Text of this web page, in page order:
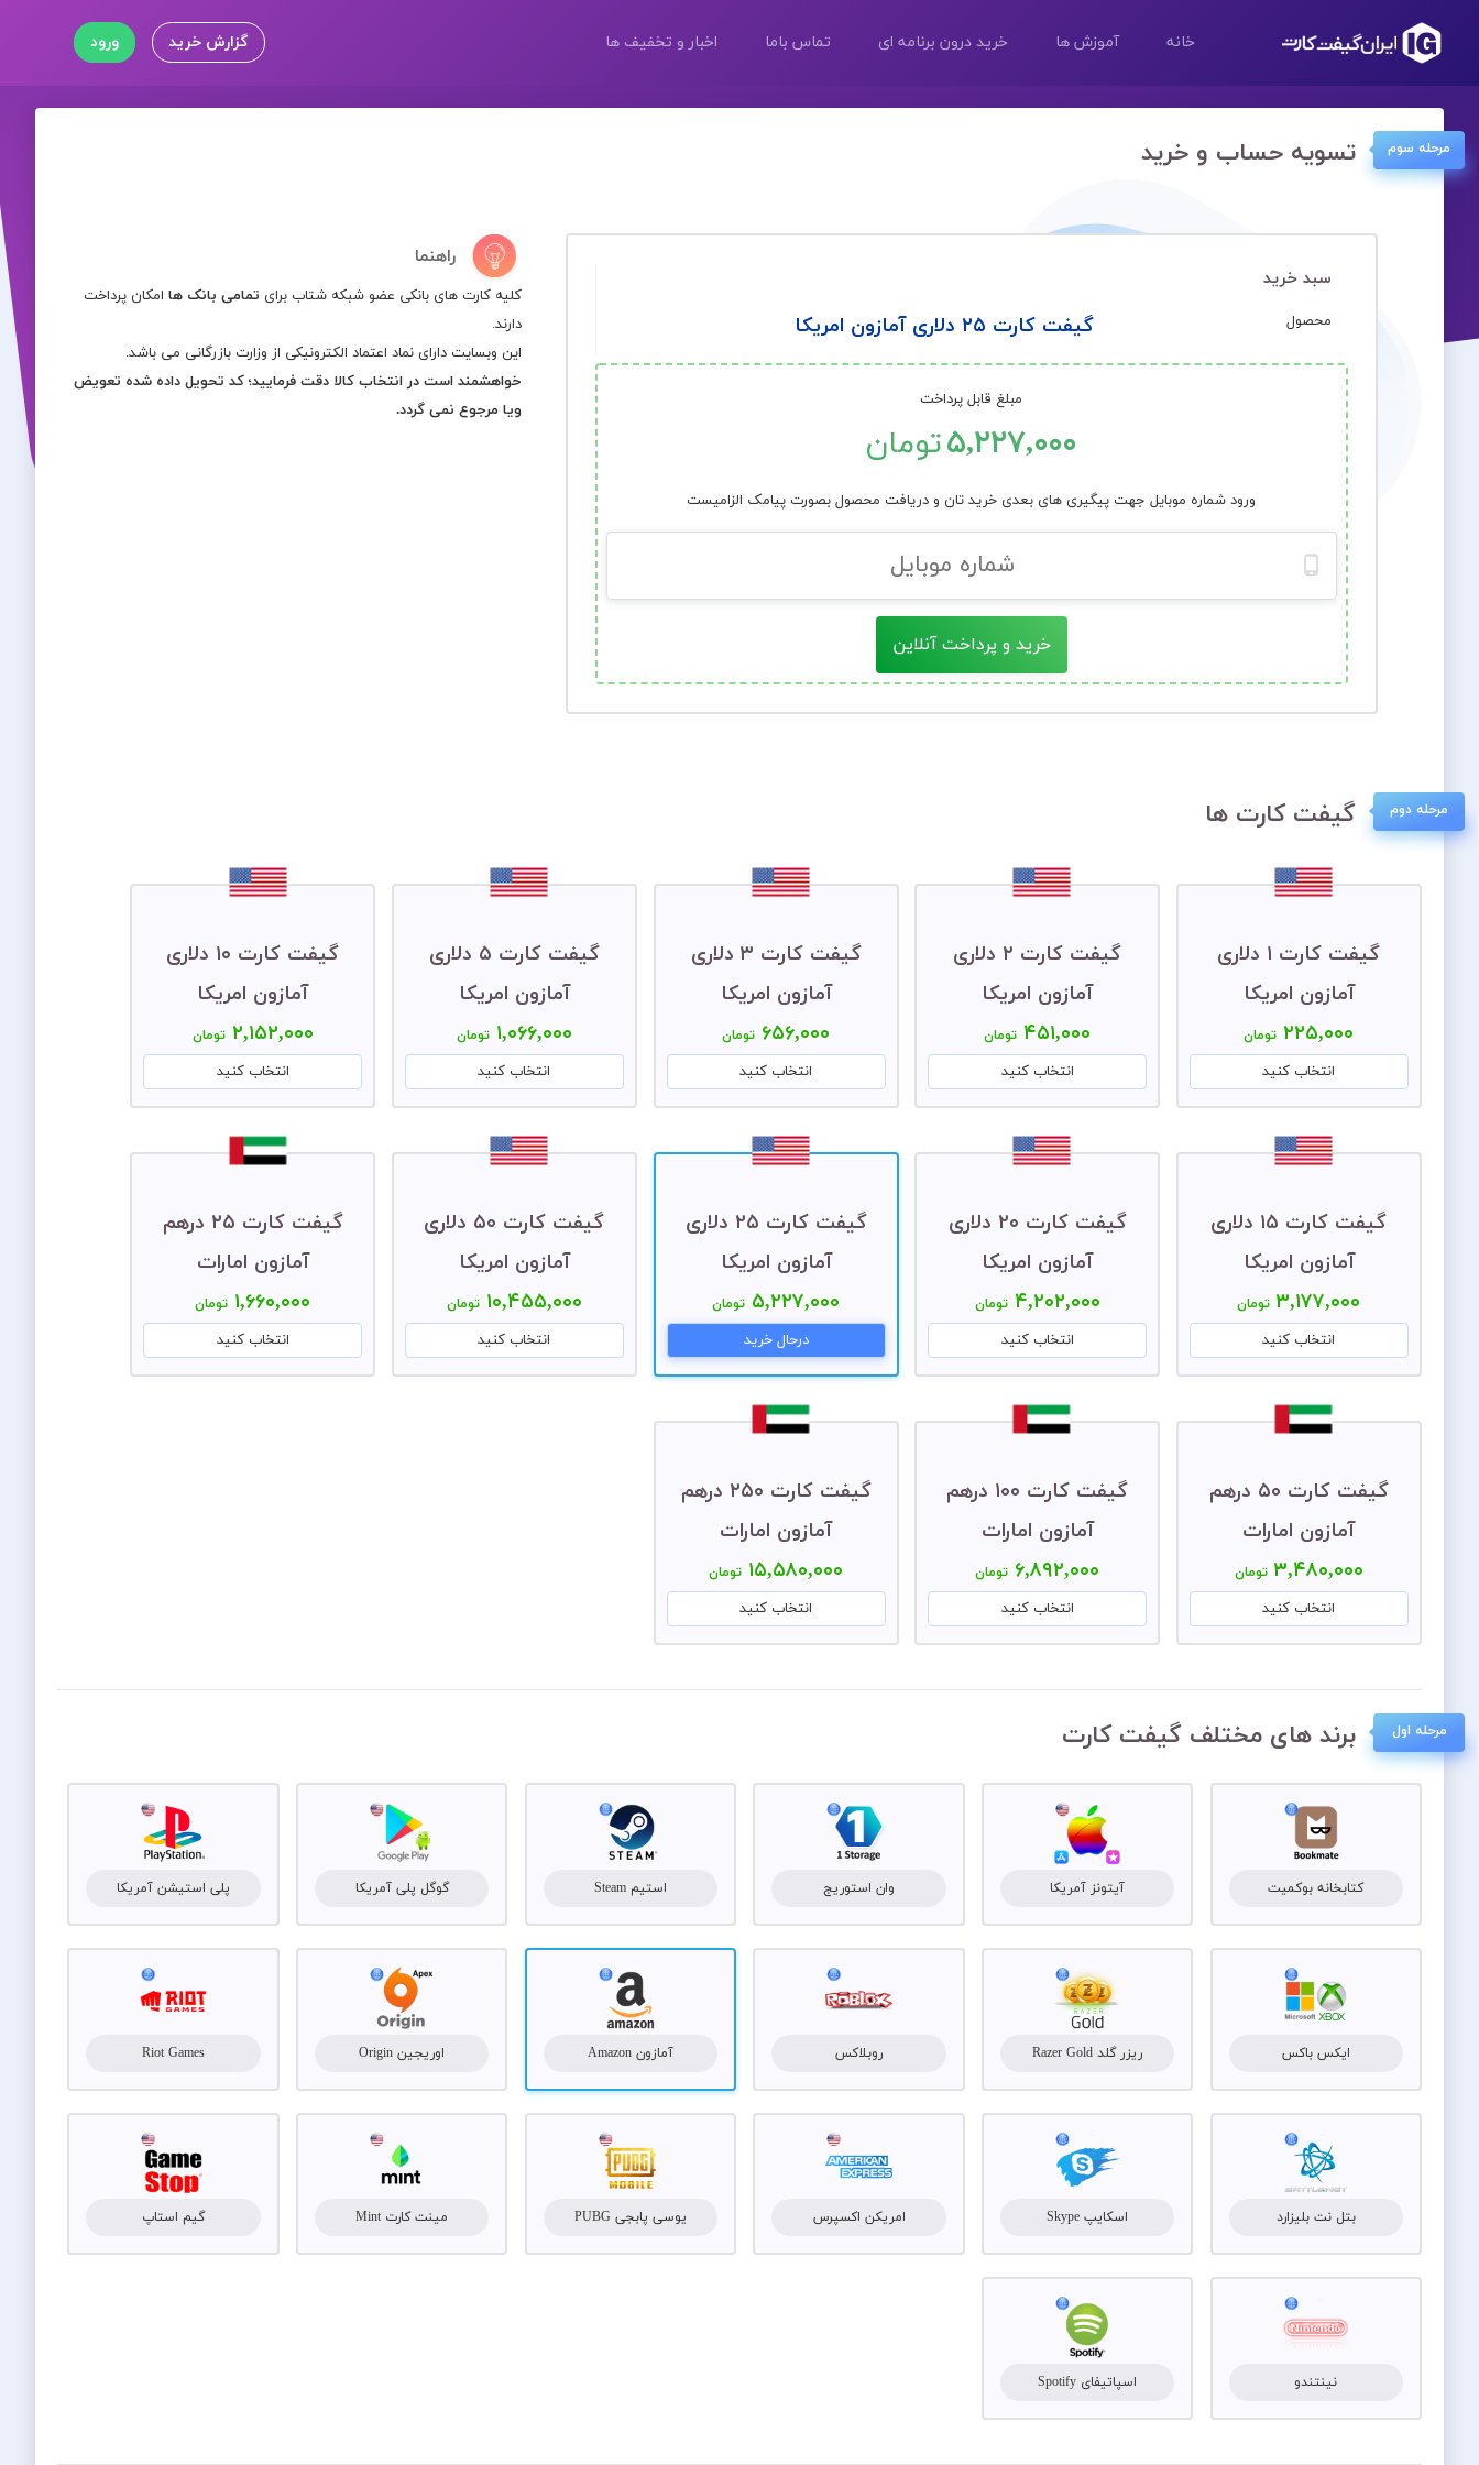
خانه آموزش ها خرید درون برنامه ای تماس باما اخبار و تخفیف ها ورود گزارش خرید
مرحله سوم تسویه حساب و خرید
سبد خرید
محصول گیفت کارت ۲۵ دلاری آمازون امریکا
مبلغ قابل پرداخت
۵,۲۲۷,۰۰۰تومان
ورود شماره موبایل جهت پیگیری های بعدی خرید تان و دریافت محصول بصورت پیامک الزامیست
خرید و پرداخت آنلاین
راهنما
کلیه کارت های بانکی عضو شبکه شتاب برای تمامی بانک ها امکان پرداخت
دارند.
این وبسایت دارای نماد اعتماد الکترونیکی از وزارت بازرگانی می باشد.
خواهشمند است در انتخاب کالا دقت فرمایید؛ کد تحویل داده شده تعویض
ویا مرجوع نمی گردد.
مرحله دوم گیفت کارت ها
گیفت کارت ۱ دلاری
آمازون امریکا
۲۲۵,۰۰۰ تومان
انتخاب کنید
گیفت کارت ۲ دلاری
آمازون امریکا
۴۵۱,۰۰۰ تومان
انتخاب کنید
گیفت کارت ۳ دلاری
آمازون امریکا
۶۵۶,۰۰۰ تومان
انتخاب کنید
گیفت کارت ۵ دلاری
آمازون امریکا
۱,۰۶۶,۰۰۰ تومان
انتخاب کنید
گیفت کارت ۱۰ دلاری
آمازون امریکا
۲,۱۵۲,۰۰۰ تومان
انتخاب کنید
گیفت کارت ۱۵ دلاری
آمازون امریکا
۳,۱۷۷,۰۰۰ تومان
انتخاب کنید
گیفت کارت ۲۰ دلاری
آمازون امریکا
۴,۲۰۲,۰۰۰ تومان
انتخاب کنید
گیفت کارت ۲۵ دلاری
آمازون امریکا
۵,۲۲۷,۰۰۰ تومان
درحال خرید
گیفت کارت ۵۰ دلاری
آمازون امریکا
۱۰,۴۵۵,۰۰۰ تومان
انتخاب کنید
گیفت کارت ۲۵ درهم
آمازون امارات
۱,۶۶۰,۰۰۰ تومان
انتخاب کنید
گیفت کارت ۵۰ درهم
آمازون امارات
۳,۴۸۰,۰۰۰ تومان
انتخاب کنید
گیفت کارت ۱۰۰ درهم
آمازون امارات
۶,۸۹۲,۰۰۰ تومان
انتخاب کنید
گیفت کارت ۲۵۰ درهم
آمازون امارات
۱۵,۵۸۰,۰۰۰ تومان
انتخاب کنید
مرحله اول برند های مختلف گیفت کارت
کتابخانه بوکمیت آیتونز آمریکا وان استوریج استیم Steam گوگل پلی آمریکا پلی استیشن آمریکا
ایکس باکس ریزر گلد Razer Gold روبلاکس آمازون Amazon اوریجین Origin Riot Games
بتل نت بلیزارد اسکایپ Skype امریکن اکسپرس یوسی پابجی PUBG مینت کارت Mint گیم استاپ
نینتندو اسپاتیفای Spotify